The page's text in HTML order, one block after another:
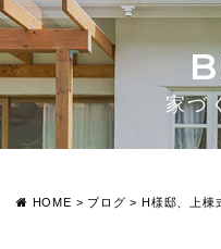
家づ
HOME > ブログ >H様邸、上棟